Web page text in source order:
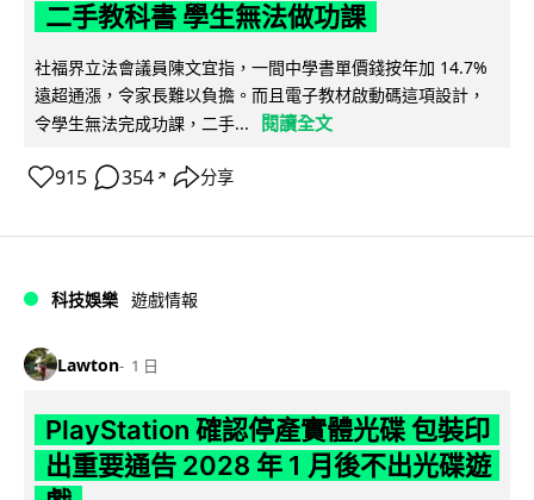
二手教科書 學生無法做功課
社福界立法會議員陳文宜指，一間中學書單價錢按年加 14.7%
遠超通漲，令家長難以負擔。而且電子教材啟動碼這項設計，
令學生無法完成功課，二手...
閱讀全文
915 354 ↗ 分享
科技娛樂 遊戲情報
Lawton 1 日
PlayStation 確認停產實體光碟 包裝印
出重要通告 2028 年 1 月後不出光碟遊